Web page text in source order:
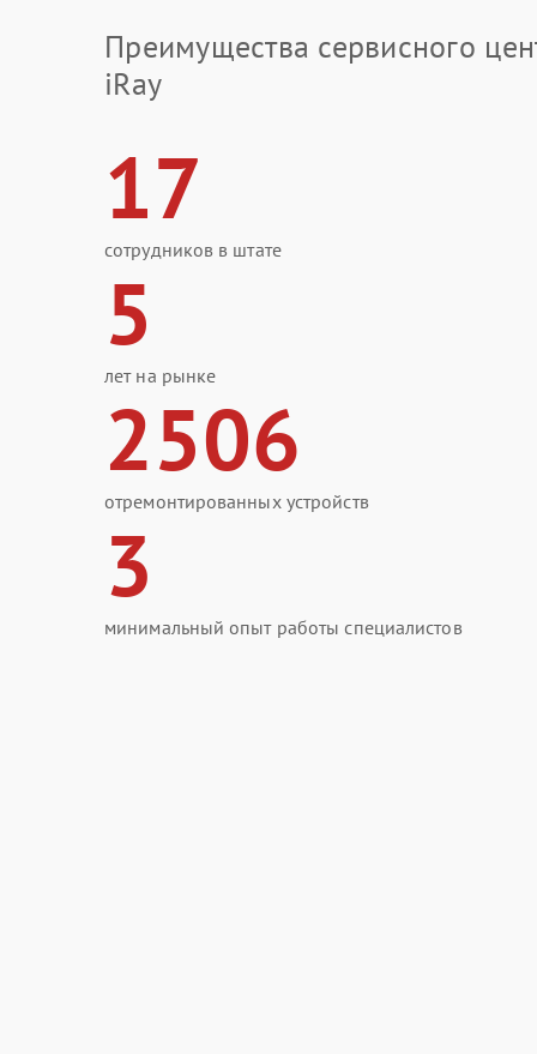
Преимущества сервисного
iRay
17
сотрудников в штате
5
лет на рынке
2506
отремонтированных устройств
3
минимальный опыт работы специалистов